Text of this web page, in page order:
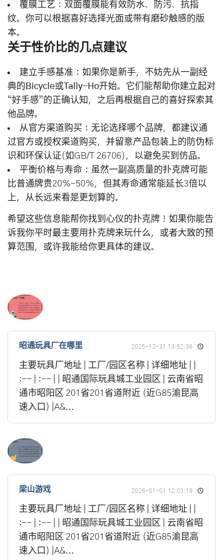
覆膜工艺 ： 双面覆膜能有效防水、防污、抗指
纹。你可以根据喜好选择光面或带有 磨砂触感的版
本。
关于性价比的几点建议
建立手感基准 ：如果你是新手，不妨先从一副经
典的 Bicycle或 Tally-Ho开始。它们能帮助你建立起对
“好手感”的正确认知，之后再根据自己的喜好探索其
他品牌。
从官方渠道购买 ：无论选择哪个品牌，都建议通
过官方或授权渠道购买，并留意产品包装上的 防伪标
识和环保认证(如GB/T 26706)，以避免买到仿品。
平衡价格与寿命 ：虽然一副高质量的扑克牌可能
比普通牌贵20%-50%，但其寿命通常能延长3倍以
上，从长远来看是更划算的。
希望这些信息能帮你找到心仪的扑克牌！如果你能告
诉我你平时最主要用扑克牌来玩什么，或者大致的预
算范围，或许我能给你更具体的建议。
昭通玩具厂在哪里 2025-12-31 13:52:36
主要玩具厂地址 | 工厂/园区名称 | 详细地址 | |
:-- | :-- | | 昭通国际玩具城工业园区 | 云南省昭
通市昭阳区 201省201省道附近 (近G85渝昆高
速入口) |A&...
梁山游戏 2026-01-01 12:03:19
主要玩具厂地址 | 工厂/园区名称 | 详细地址 | |
:-- | :-- | | 昭通国际玩具城工业园区 | 云南省昭
通市昭阳区 201省201省道附近 (近G85渝昆高
速入口) |A&...